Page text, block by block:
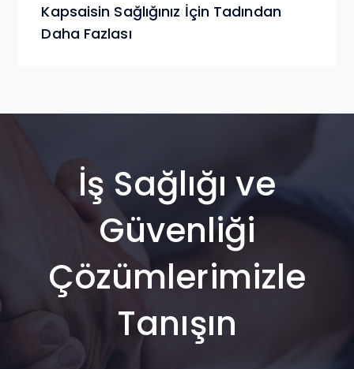
Kapsaisin Sağlığınız İçin Tadından
Daha Fazlası
İş Sağlığı ve
Güvenliği
Çözümlerimizle
Tanışın